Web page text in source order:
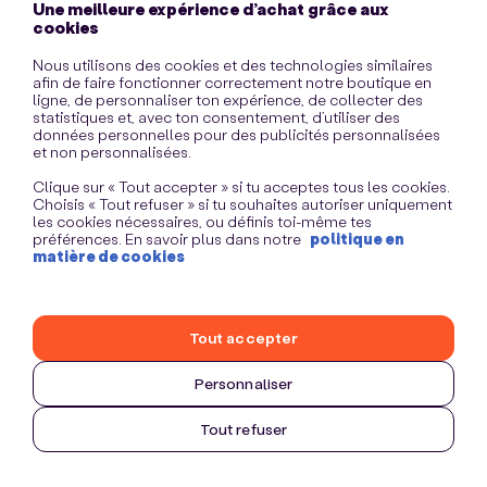
Une meilleure expérience d’achat grâce aux
cookies
Nous utilisons des cookies et des technologies similaires
afin de faire fonctionner correctement notre boutique en
ligne, de personnaliser ton expérience, de collecter des
statistiques et, avec ton consentement, d’utiliser des
données personnelles pour des publicités personnalisées
et non personnalisées.
Clique sur « Tout accepter » si tu acceptes tous les cookies.
Choisis « Tout refuser » si tu souhaites autoriser uniquement
les cookies nécessaires, ou définis toi-même tes
préférences. En savoir plus dans notre politique en
matière de cookies
Personnaliser
Tout refuser
Tout accepter